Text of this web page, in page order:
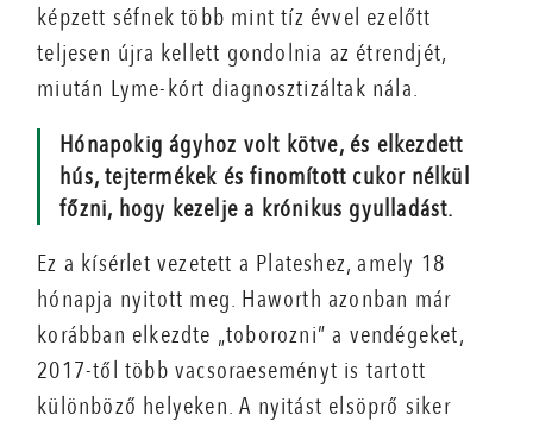
képzett séfnek több mint tíz évvel ezelőtt
teljesen újra kellett gondolnia az étrendjét,
miután Lyme-kórt diagnosztizáltak nála.
Hónapokig ágyhoz volt kötve, és elkezdett
hús, tejtermékek és finomított cukor nélkül
főzni, hogy kezelje a krónikus gyulladást.
Ez a kísérlet vezetett a Plateshez, amely 18
hónapja nyitott meg. Haworth azonban már
korábban elkezdte „toborozni” a vendégeket,
2017-től több vacsoraeseményt is tartott
különböző helyeken. A nyitást elsöprő siker